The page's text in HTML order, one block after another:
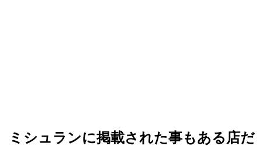
シュランに掲載された事もある店だ